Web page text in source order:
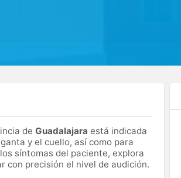
de Guadalajara está indicada
y el cuello, así como para
síntomas del paciente, explora
con precisión el nivel de audición.